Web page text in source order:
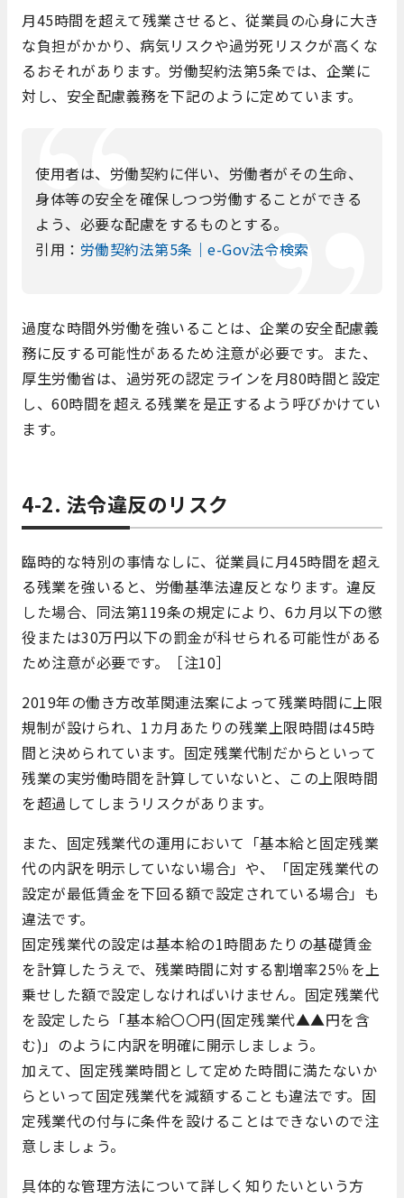
月45時間を超えて残業させると、従業員の心身に大き
な負担がかかり、病気リスクや過労死リスクが高くな
るおそれがあります。労働契約法第5条では、企業に
対し、安全配慮義務を下記のように定めています。
使用者は、労働契約に伴い、労働者がその生命、
身体等の安全を確保しつつ労働することができる
よう、必要な配慮をするものとする。
引用： 労働契約法第5条｜e-Gov法令検索
過度な時間外労働を強いることは、企業の安全配慮義
務に反する可能性があるため注意が必要です。また、
厚生労働省は、過労死の認定ラインを月80時間と設定
し、60時間を超える残業を是正するよう呼びかけてい
ます。
4-2. 法令違反のリスク
臨時的な特別の事情なしに、従業員に月45時間を超え
る残業を強いると、労働基準法違反となります。違反
した場合、同法第119条の規定により、6カ月以下の懲
役または30万円以下の罰金が科せられる可能性がある
ため注意が必要です。［注10］
2019年の働き方改革関連法案によって残業時間に上限
規制が設けられ、1カ月あたりの残業上限時間は45時
間と決められています。 固定残業代制だからといって
残業の実労働時間を計算していないと、この上限時間
を超過してしまうリスクがあります。
また、固定残業代の運用において「基本給と固定残業
代の内訳を明示していない場合」や、「固定残業代の
設定が最低賃金を下回る額で設定されている場合」も
違法です。
固定残業代の設定は基本給の1時間あたりの基礎賃金
を計算したうえで、残業時間に対する割増率25％を上
乗せした額で設定しなければいけません。固定残業代
を設定したら「基本給〇〇円(固定残業代▲▲円を含
む)」のように内訳を明確に開示しましょう。
加えて、固定残業時間として定めた時間に満たないか
らといって固定残業代を減額することも違法です。固
定残業代の付与に条件を設けることはできないので注
意しましょう。
具体的な管理方法について詳しく知りたいという方